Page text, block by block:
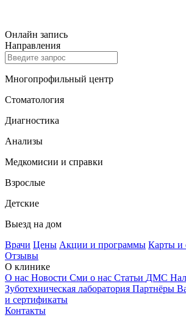
Онлайн запись
Направления
Многопрофильный центр
Стоматология
Диагностика
Анализы
Медкомисии и справки
Взрослые
Детские
Выезд на дом
Врачи Цены Акции и программы Карты и
Отзывы
О клинике
О нас Новости Сми о нас Статьи ДМС
Зуботехническая лаборатория Партнёры
и сертификаты
Контакты